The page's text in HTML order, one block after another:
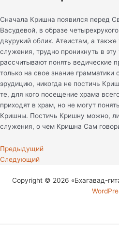
Сначала Кришна появился перед
Васудевой, в образе
двурукий облик. Атеистам, а
служения, трудно проникнуть в
рассчитывают понять ведические
только на свое знание грамматики
эрудицию, никогда не постичь
те, для кого посещение храма
приходят в храм, но не могут
Кришны. Постичь Кришну можно,
служения, о чем Кришна Сам
Предыдущий
Следующий
Copyright © 2026 «Бхагавад-